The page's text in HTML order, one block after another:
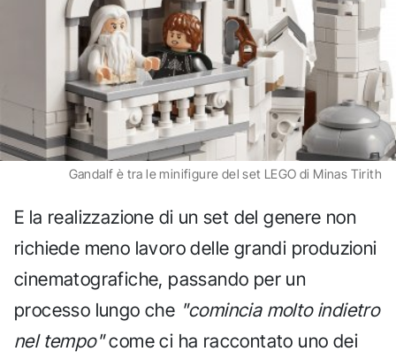
Gandalf è tra le minifigure del set LEGO di Minas Tirith
E la realizzazione di un set del genere non
richiede meno lavoro delle grandi produzioni
cinematografiche, passando per un
processo lungo che "comincia molto indietro
nel tempo"come ci ha raccontato uno dei